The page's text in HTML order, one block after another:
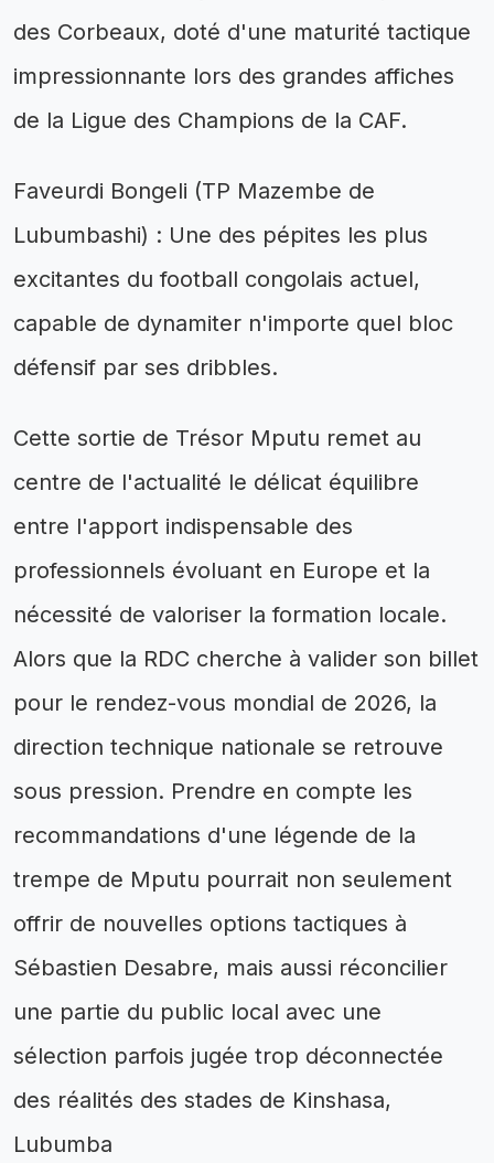
des Corbeaux, doté d'une maturité tactique
impressionnante lors des grandes affiches
de la Ligue des Champions de la CAF.
Faveurdi Bongeli (TP Mazembe de
Lubumbashi) : Une des pépites les plus
excitantes du football congolais actuel,
capable de dynamiter n'importe quel bloc
défensif par ses dribbles.
Cette sortie de Trésor Mputu remet au
centre de l'actualité le délicat équilibre
entre l'apport indispensable des
professionnels évoluant en Europe et la
nécessité de valoriser la formation locale.
Alors que la RDC cherche à valider son billet
pour le rendez-vous mondial de 2026, la
direction technique nationale se retrouve
sous pression. Prendre en compte les
recommandations d'une légende de la
trempe de Mputu pourrait non seulement
offrir de nouvelles options tactiques à
Sébastien Desabre, mais aussi réconcilier
une partie du public local avec une
sélection parfois jugée trop déconnectée
des réalités des stades de Kinshasa,
Lubumba